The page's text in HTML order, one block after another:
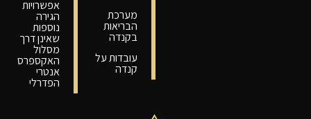
מערכת
הבריאות
בקנדה
עובדות על
קנדה
אפשרויות
הגירה
נוספות
שאינן דרך
מסלול
האקספרס
אנטרי
הפדרלי